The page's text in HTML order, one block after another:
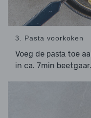
3. Pasta voorkoken
Voeg de pasta toe
in ca. 7min